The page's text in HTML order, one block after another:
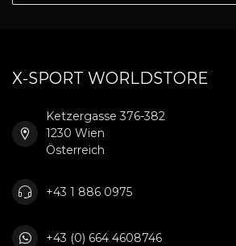
X-SPORT WORLDSTORE
Ketzergasse 376-382
1230 Wien
Österreich
+43 1 886 0975
+43 (0) 664 4608746